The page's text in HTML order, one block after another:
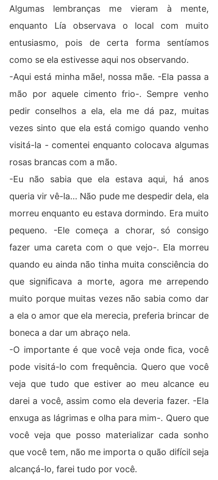
Algumas lembranças me vieram à mente,
enquanto Lía observava o local com muito
entusiasmo, pois de certa forma sentíamos
como se ela estivesse aqui nos observando.
-Aqui está minha mãe!, nossa mãe. -Ela passa a
mão por aquele cimento frio-. Sempre venho
pedir conselhos a ela, ela me dá paz, muitas
vezes sinto que ela está comigo quando venho
visitá-la - comentei enquanto colocava algumas
rosas brancas com a mão.
-Eu não sabia que ela estava aqui, há anos
queria vir vê-la... Não pude me despedir dela, ela
morreu enquanto eu estava dormindo. Era muito
pequeno. -Ele começa a chorar, só consigo
fazer uma careta com o que vejo-. Ela morreu
quando eu ainda não tinha muita consciência do
que significava a morte, agora me arrependo
muito porque muitas vezes não sabia como dar
a ela o amor que ela merecia, preferia brincar de
boneca a dar um abraço nela.
-O importante é que você veja onde fica, você
pode visitá-lo com frequência. Quero que você
veja que tudo que estiver ao meu alcance eu
darei a você, assim como ela deveria fazer. -Ela
enxuga as lágrimas e olha para mim-. Quero que
você veja que posso materializar cada sonho
que você tem, não me importa o quão difícil seja
alcançá-lo, farei tudo por você.